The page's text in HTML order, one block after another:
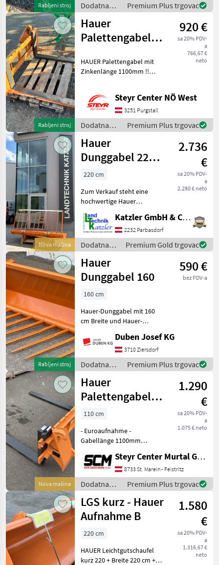
Rabljeni stroj
Dodatna
oprema za
traktore /
Hauer
Premium Plus trgovac
Rabljeni stroj
Hauer
Palettengabel
Zinken
920 €
sa 20% PDV-
a
766,67 €
neto
HAUER Palettengabel mit
Zinkenlänge 1100mm !!
traktore Prednji utovarivači
- priključni
Steyr Center NÖ West
3251 Purgstall
Dodatna
oprema za
traktore /
Hauer
Premium Plus trgovac
Nova mašina
Hauer
Dunggabel 2200
POM-C SWE-B
2.736
€
sa 20% PDV-
a
2.280 € neto
220 cm
Zum Verkauf steht eine
hochwertige Hauer
SWE-B Aufnahme. Die
robuste Ausführung eignet
sich ideal zum Laden und
Transportieren von Mist, Sil
Katzler GmbH & Co.KG.
2232 Parbasdorf
Dodatna
oprema za
traktore /
Hauer
Premium Gold trgovac
Rabljeni stroj
Hauer
Dunggabel 160
590 €
bez PDV-a
160 cm
Hauer-Dunggabel mit 160
cm Breite und Hauer-
Zinken. Unser
Verkaufsteam zeigt Ihnen
gerne persönlich die
angebotene Maschine.
Vereinbaren S
Duben Josef KG
3710 Ziersdorf
Dodatna
oprema za
traktore /
Hauer
Premium Plus trgovac
Nova mašina
Hauer
Palettengabel
PG 1100mm
1.290
€
sa 20% PDV-
a
1.075 € neto
110 cm
- Euroaufnahme -
Gabellänge 1100mm
traktore Prednji utovarivači
- priključni
Steyr Center Murtal GmbH
8733 St. Marein - Feistritz
Dodatna
oprema za
traktore /
Hauer
Premium Plus trgovac
LGS kurz - Hauer
Aufnahme B
1.580
€
sa 20% PDV-
a
1.316,67 €
neto
220 cm
HAUER Leichtgutschaufel
kurz 220 + Breite 220 cm +